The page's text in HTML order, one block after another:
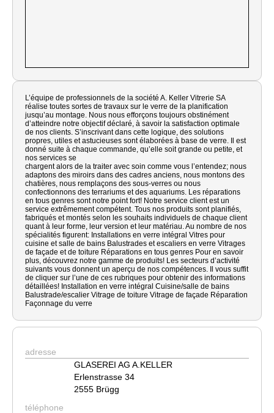
L’équipe de professionnels de la société A. Keller Vitrerie SA
réalise toutes sortes de travaux sur le verre de la planification
jusqu’au montage. Nous nous efforçons toujours obstinément
d’atteindre notre objectif déclaré, à savoir la satisfaction optimale
de nos clients. S’inscrivant dans cette logique, des solutions
propres, utiles et astucieuses sont élaborées à base de verre. Il est
donné suite à chaque commande, qu’elle soit grande ou petite, et
nos services se
chargent alors de la traiter avec soin comme vous l’entendez; nous
adaptons des miroirs dans des cadres anciens, nous montons des
chatières, nous remplaçons des sous-verres ou nous
confectionnons des terrariums et des aquariums. Les réparations
en tous genres sont notre point fort! Notre service client est un
service extrêmement compétent. Tous nos produits sont planifiés,
fabriqués et montés selon les souhaits individuels de chaque client
quant à leur forme, leur version et leur matériau. Au nombre de nos
spécialités figurent: Installations en verre intégral Vitres pour
cuisine et salle de bains Balustrades et escaliers en verre Vitrages
de façade et de toiture Réparations en tous genres Pour en savoir
plus, découvrez notre gamme de produits! Les secteurs d’activité
suivants vous donnent un aperçu de nos compétences. Il vous suffit
de cliquer sur l’une de ces rubriques pour obtenir des informations
détaillées! Installation en verre intégral Cuisine/salle de bains
Balustrade/escalier Vitrage de toiture Vitrage de façade Réparation
Façonnage du verre
adresse
GLASEREI AG A.KELLER
Erlenstrasse 34
2555 Brügg
téléphone